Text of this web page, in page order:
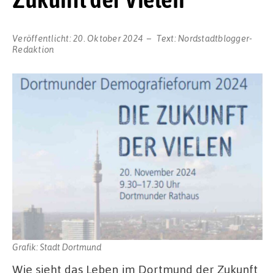
Veröffentlicht:20. Oktober 2024 Text: Nordstadtblogger-
Redaktion
Grafik: Stadt Dortmund
Wie sieht das Leben im Dortmund der Zukunft